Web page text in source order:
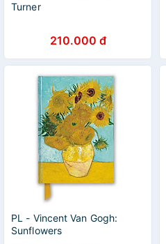
Turner
210.000 đ
PL - Vincent Van Gogh:
Sunflowers